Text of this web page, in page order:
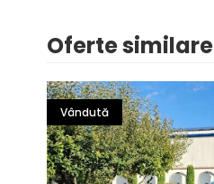
Oferte similare
Vândută